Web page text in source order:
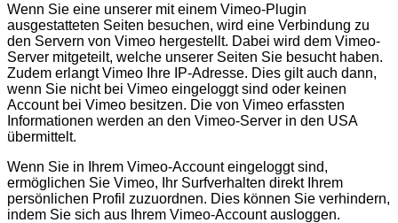
Wenn Sie eine unserer mit einem Vimeo-Plugin
ausgestatteten Seiten besuchen, wird eine Verbindung zu
den Servern von Vimeo hergestellt. Dabei wird dem Vimeo-
Server mitgeteilt, welche unserer Seiten Sie besucht haben.
Zudem erlangt Vimeo Ihre IP-Adresse. Dies gilt auch dann,
wenn Sie nicht bei Vimeo eingeloggt sind oder keinen
Account bei Vimeo besitzen. Die von Vimeo erfassten
Informationen werden an den Vimeo-Server in den USA
übermittelt.
Wenn Sie in Ihrem Vimeo-Account eingeloggt sind,
ermöglichen Sie Vimeo, Ihr Surfverhalten direkt Ihrem
persönlichen Profil zuzuordnen. Dies können Sie verhindern,
indem Sie sich aus Ihrem Vimeo-Account ausloggen.